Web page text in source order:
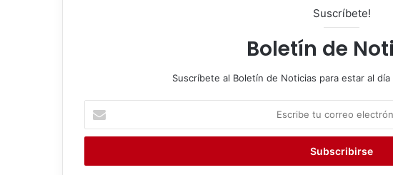
Suscríbete!
Boletín de
Suscríbete al Boletín de Noticias para estar al día
c
i